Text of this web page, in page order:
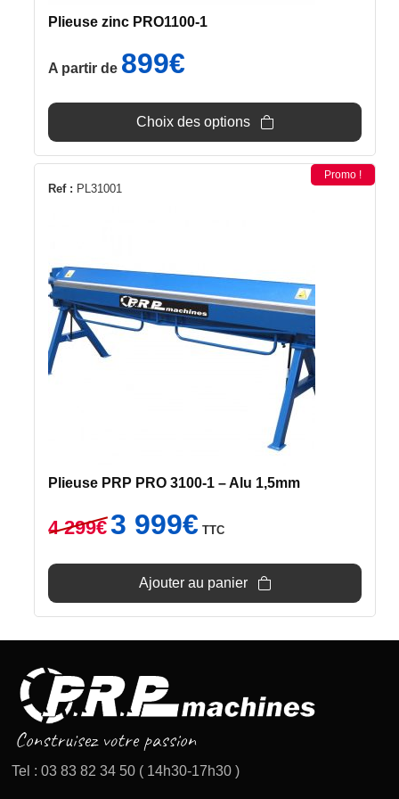
Plieuse zinc PRO1100-1
A partir de 899€
Choix des options
produit
Ref : PL31001
Promo !
Plieuse PRP PRO 3100-1 – Alu 1,5mm
4 299€
Le
prix
était :
299€.
3 999€prix
est :
999€.
TTC
Ajouter au panier
Tel : 03 83 82 34 50 ( 14h30-17h30 )